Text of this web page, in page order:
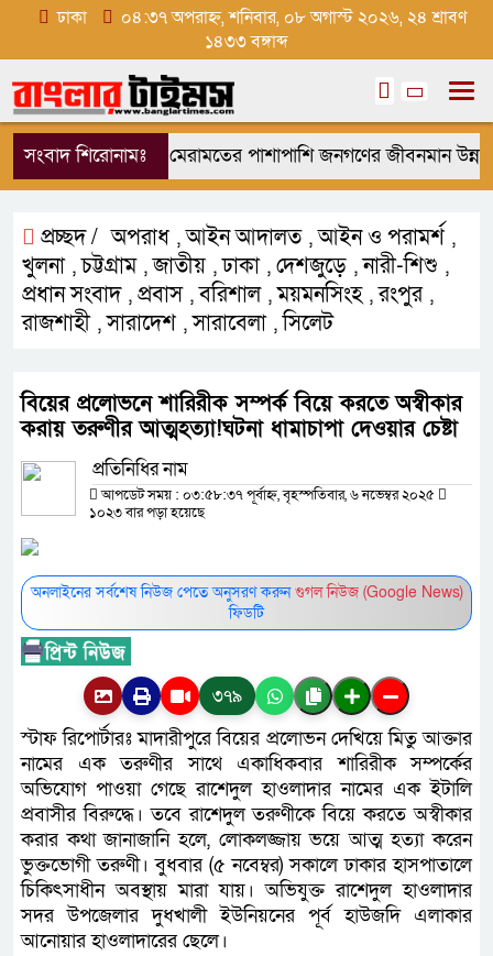
ঢাকা
০৪:৩৭ অপরাহ্ন, শনিবার, ০৮ অগাস্ট ২০২৬, ২৪ শ্রাবণ
১৪৩৩ বঙ্গাব্দ
সংবাদ শিরোনামঃরাষ্ট্র মেরামতের পাশাপাশি জনগণের জীবনমান
প্রচ্ছদ / অপরাধ ,আইন আদালত ,আইন ও পরামর্শ ,
খুলনা ,চট্টগ্রাম ,জাতীয় ,ঢাকা , দেশজুড়ে ,নারী-শিশু ,
প্রধান সংবাদ , প্রবাস ,বরিশাল ,ময়মনসিংহ ,রংপুর ,
রাজশাহী ,সারাদেশ ,সারাবেলা ,সিলেট
বিয়ের প্রলোভনে শারিরীক সম্পর্ক বিয়ে করতে অস্বীকার
করায় তরুণীর আত্মহত্যা!ঘটনা ধামাচাপা দেওয়ার চেষ্টা
প্রতিনিধির নাম
আপডেট সময় : ০৩:৫৮:৩৭ পূর্বাহ্ন, বৃহস্পতিবার, ৬ নভেম্বর ২০২৫
১০২৩ বার পড়া হয়েছে
অনলাইনের সর্বশেষ নিউজ পেতে অনুসরণ করুনগুগল নিউজ (Google News)
ফিডটি
৩৭৯
স্টাফ রিপোর্টারঃ মাদারীপুরে বিয়ের প্রলোভন দেখিয়ে মিতু আক্তার
নামের এক তরুণীর সাথে একাধিকবার শারিরীক সম্পর্কের
অভিযোগ পাওয়া গেছে রাশেদুল হাওলাদার নামের এক ইটালি
প্রবাসীর বিরুদ্ধে। তবে রাশেদুল তরুণীকে বিয়ে করতে অস্বীকার
করার কথা জানাজানি হলে, লোকলজ্জায় ভয়ে আত্ম হত্যা করেন
ভুক্তভোগী তরুণী। বুধবার (৫ নবেম্বর) সকালে ঢাকার হাসপাতালে
চিকিৎসাধীন অবস্থায় মারা যায়। অভিযুক্ত রাশেদুল হাওলাদার
সদর উপজেলার দুধখালী ইউনিয়নের পূর্ব হাউজদি এলাকার
আনোয়ার হাওলাদারের ছেলে।